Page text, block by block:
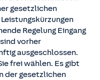
gesetzlichen
Regelung Eingang
vorher
ausgeschlossen.
frei wählen. Es gibt
der gesetzlichen